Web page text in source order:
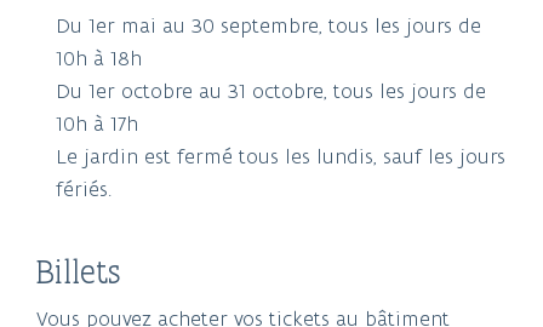
Du 1er mai au 30 septembre, tous les jours de
10h à 18h
Du 1er octobre au 31 octobre, tous les jours de
10h à 17h
Le jardin est fermé tous les lundis, sauf les jours
fériés.
Billets
Vous pouvez acheter vos tickets au bâtiment